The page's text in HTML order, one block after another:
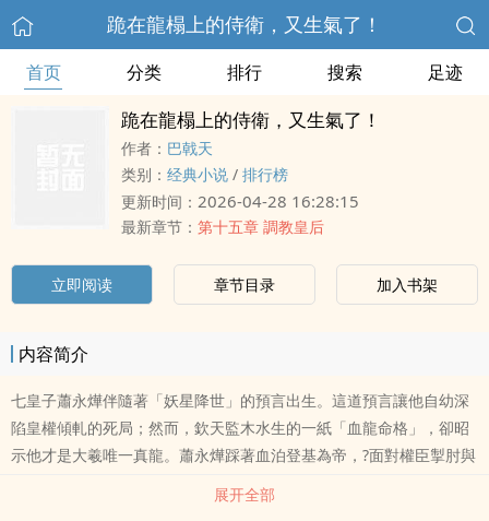
跪在龍榻上的侍衛，又生氣了！
首页 分类 排行 搜索 足迹
跪在龍榻上的侍衛，又生氣了！
作者： 巴戟天
类别： 经典小说 / 排行榜
更新时间： 2026-04-28 16:28:15
最新章节： 第十五章 調教皇后
立即阅读 章节目录 加入书架
内容简介
七皇子蕭永燁伴隨著「妖星降世」的預言出生。這道預言讓他自幼深
陷皇權傾軋的死局；然而，欽天監木水生的一紙「血龍命格」，卻昭
示他才是大羲唯一真龍。蕭永燁踩著血泊登基為帝，?面對權臣掣肘與
後宮暗流，新帝之路荊棘滿佈。御前侍衛賀驍，原承先皇密旨守護，
卻被困在龍榻之上。兩人的羈絆無關風花雪月，而是建立在階級輾
展开全部